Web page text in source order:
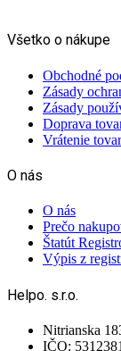
Všetko o nákupe
Obchodné
Zásady
Zásady
Doprava
Vrátenie
O nás
O nás
Prečo
Štatút
Výpis z
Helpo. s.r.o.
Nitrianska
IČO: